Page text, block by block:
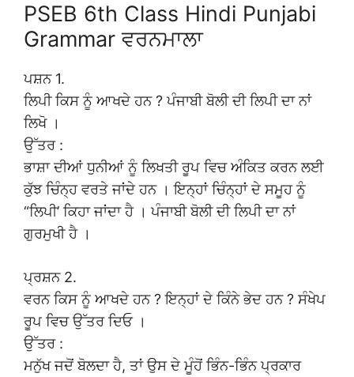
PSEB 6th Class Hindi Punjabi
Grammar ਵਰਨਮਾਲਾ
ਪਸ਼ਨ 1.
ਲਿਪੀ ਕਿਸ ਨੂੰ ਆਖਦੇ ਹਨ ? ਪੰਜਾਬੀ ਬੋਲੀ ਦੀ ਲਿਪੀ ਦਾ ਨਾਂ
ਲਿਖੋ ।
ਉੱਤਰ :
ਭਾਸ਼ਾ ਦੀਆਂ ਧੁਨੀਆਂ ਨੂੰ ਲਿਖਤੀ ਰੂਪ ਵਿਚ ਅੰਕਿਤ ਕਰਨ ਲਈ
ਕੁੱਝ ਚਿੰਨ੍ਹ ਵਰਤੇ ਜਾਂਦੇ ਹਨ । ਇਨ੍ਹਾਂ ਚਿੰਨ੍ਹਾਂ ਦੇ ਸਮੂਹ ਨੂੰ
“ਲਿਪੀ’ ਕਿਹਾ ਜਾਂਦਾ ਹੈ । ਪੰਜਾਬੀ ਬੋਲੀ ਦੀ ਲਿਪੀ ਦਾ ਨਾਂ
ਗੁਰਮੁਖੀ ਹੈ ।
ਪ੍ਰਸ਼ਨ 2.
ਵਰਨ ਕਿਸ ਨੂੰ ਆਖਦੇ ਹਨ ? ਇਨ੍ਹਾਂ ਦੇ ਕਿੰਨੇ ਭੇਦ ਹਨ ? ਸੰਖੇਪ
ਰੂਪ ਵਿਚ ਉੱਤਰ ਦਿਓ ।
ਉੱਤਰ :
ਮਨੁੱਖ ਜਦੋਂ ਬੋਲਦਾ ਹੈ, ਤਾਂ ਉਸ ਦੇ ਮੂੰਹੋਂ ਭਿੰਨ-ਭਿੰਨ ਪ੍ਰਕਾਰ